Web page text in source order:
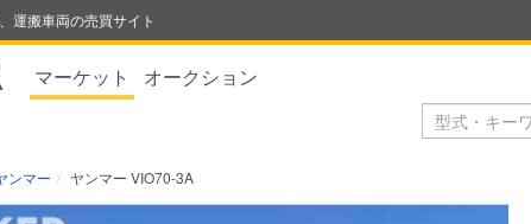
運搬車両の売買サイト
マーケット オークション
ンマー ヤンマー VIO70-3A